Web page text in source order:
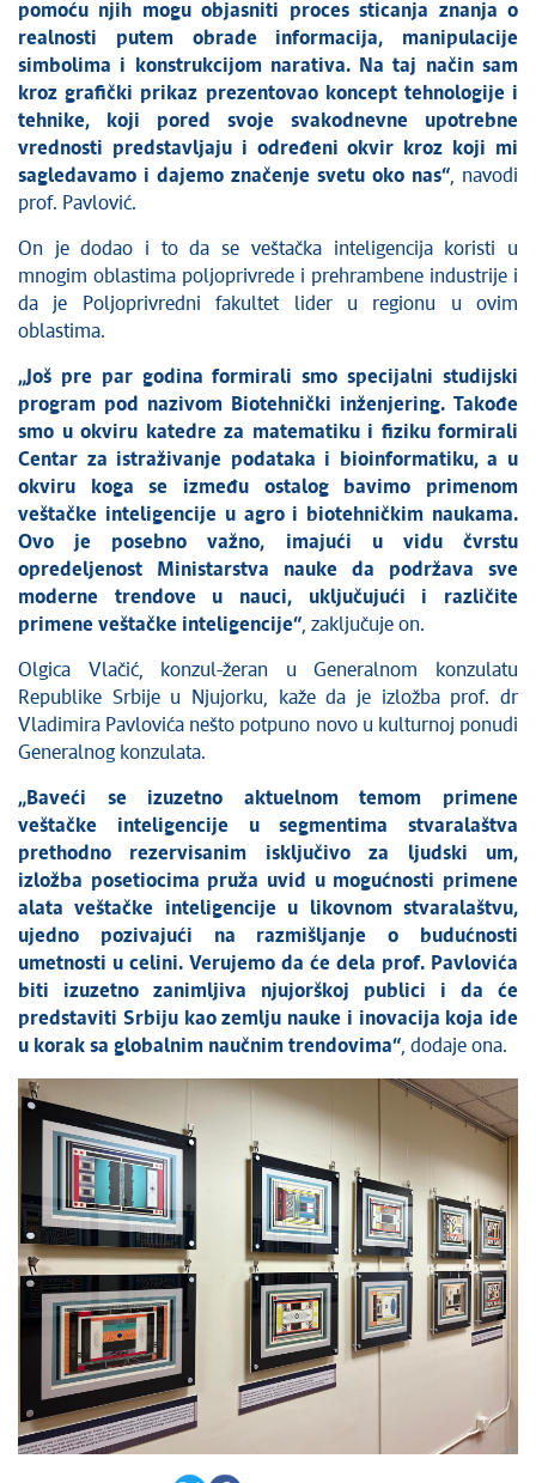
pomoću njih mogu objasniti proces sticanja znanja o
realnosti putem obrade informacija, manipulacije
simbolima i konstrukcijom narativa. Na taj način sam
kroz grafički prikaz prezentovao koncept tehnologije i
tehnike, koji pored svoje svakodnevne upotrebne
vrednosti predstavljaju i određeni okvir kroz koji mi
sagledavamo i dajemo značenje svetu oko nas“ , navodi
prof. Pavlović.
On je dodao i to da se veštačka inteligencija koristi u
mnogim oblastima poljoprivrede i prehrambene industrije i
da je Poljoprivredni fakultet lider u regionu u ovim
oblastima.
„Još pre par godina formirali smo specijalni studijski
program pod nazivom Biotehnički inženjering. Takođe
smo u okviru katedre za matematiku i fiziku formirali
Centar za istraživanje podataka i bioinformatiku, a u
okviru koga se između ostalog bavimo primenom
veštačke inteligencije u agro i biotehničkim naukama.
Ovo je posebno važno, imajući u vidu čvrstu
opredeljenost Ministarstva nauke da podržava sve
moderne trendove u nauci, uključujući i različite
primene veštačke inteligencije“ , zaključuje on.
Olgica Vlačić, konzul-žeran u Generalnom konzulatu
Republike Srbije u Njujorku, kaže da je izložba prof. dr
Vladimira Pavlovića nešto potpuno novo u kulturnoj ponudi
Generalnog konzulata.
„Baveći se izuzetno aktuelnom temom primene
veštačke inteligencije u segmentima stvaralaštva
prethodno rezervisanim isključivo za ljudski um,
izložba posetiocima pruža uvid u mogućnosti primene
alata veštačke inteligencije u likovnom stvaralaštvu,
ujedno pozivajući na razmišljanje o budućnosti
umetnosti u celini. Verujemo da će dela prof. Pavlovića
biti izuzetno zanimljiva njujorškoj publici i da će
predstaviti Srbiju kao zemlju nauke i inovacija koja ide
u korak sa globalnim naučnim trendovima“ , dodaje ona.